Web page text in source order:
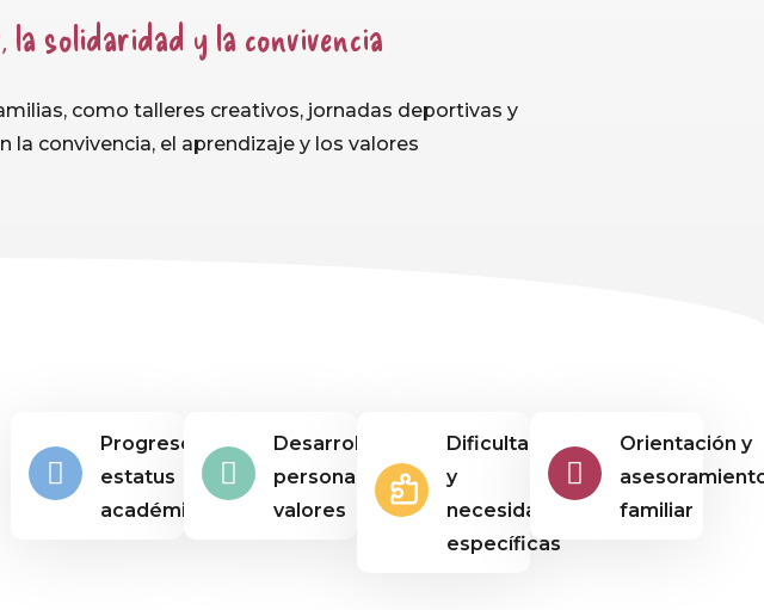
solidaridad y la convivencia
como talleres creativos, jornadas deportivas y
convivencia, el aprendizaje y los valores
Progreso y
estatus
académico
Desarrollo
personal y
valores
Dificultades
y
necesidades
específicas
Orientación y
familiar